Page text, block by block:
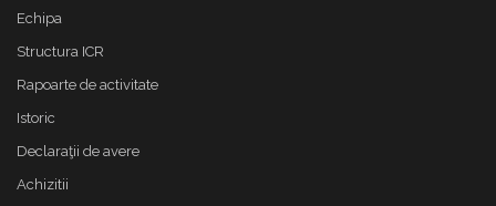
Echipa
Structura ICR
Rapoarte de activitate
Istoric
Declaraţii de avere
Achizitii